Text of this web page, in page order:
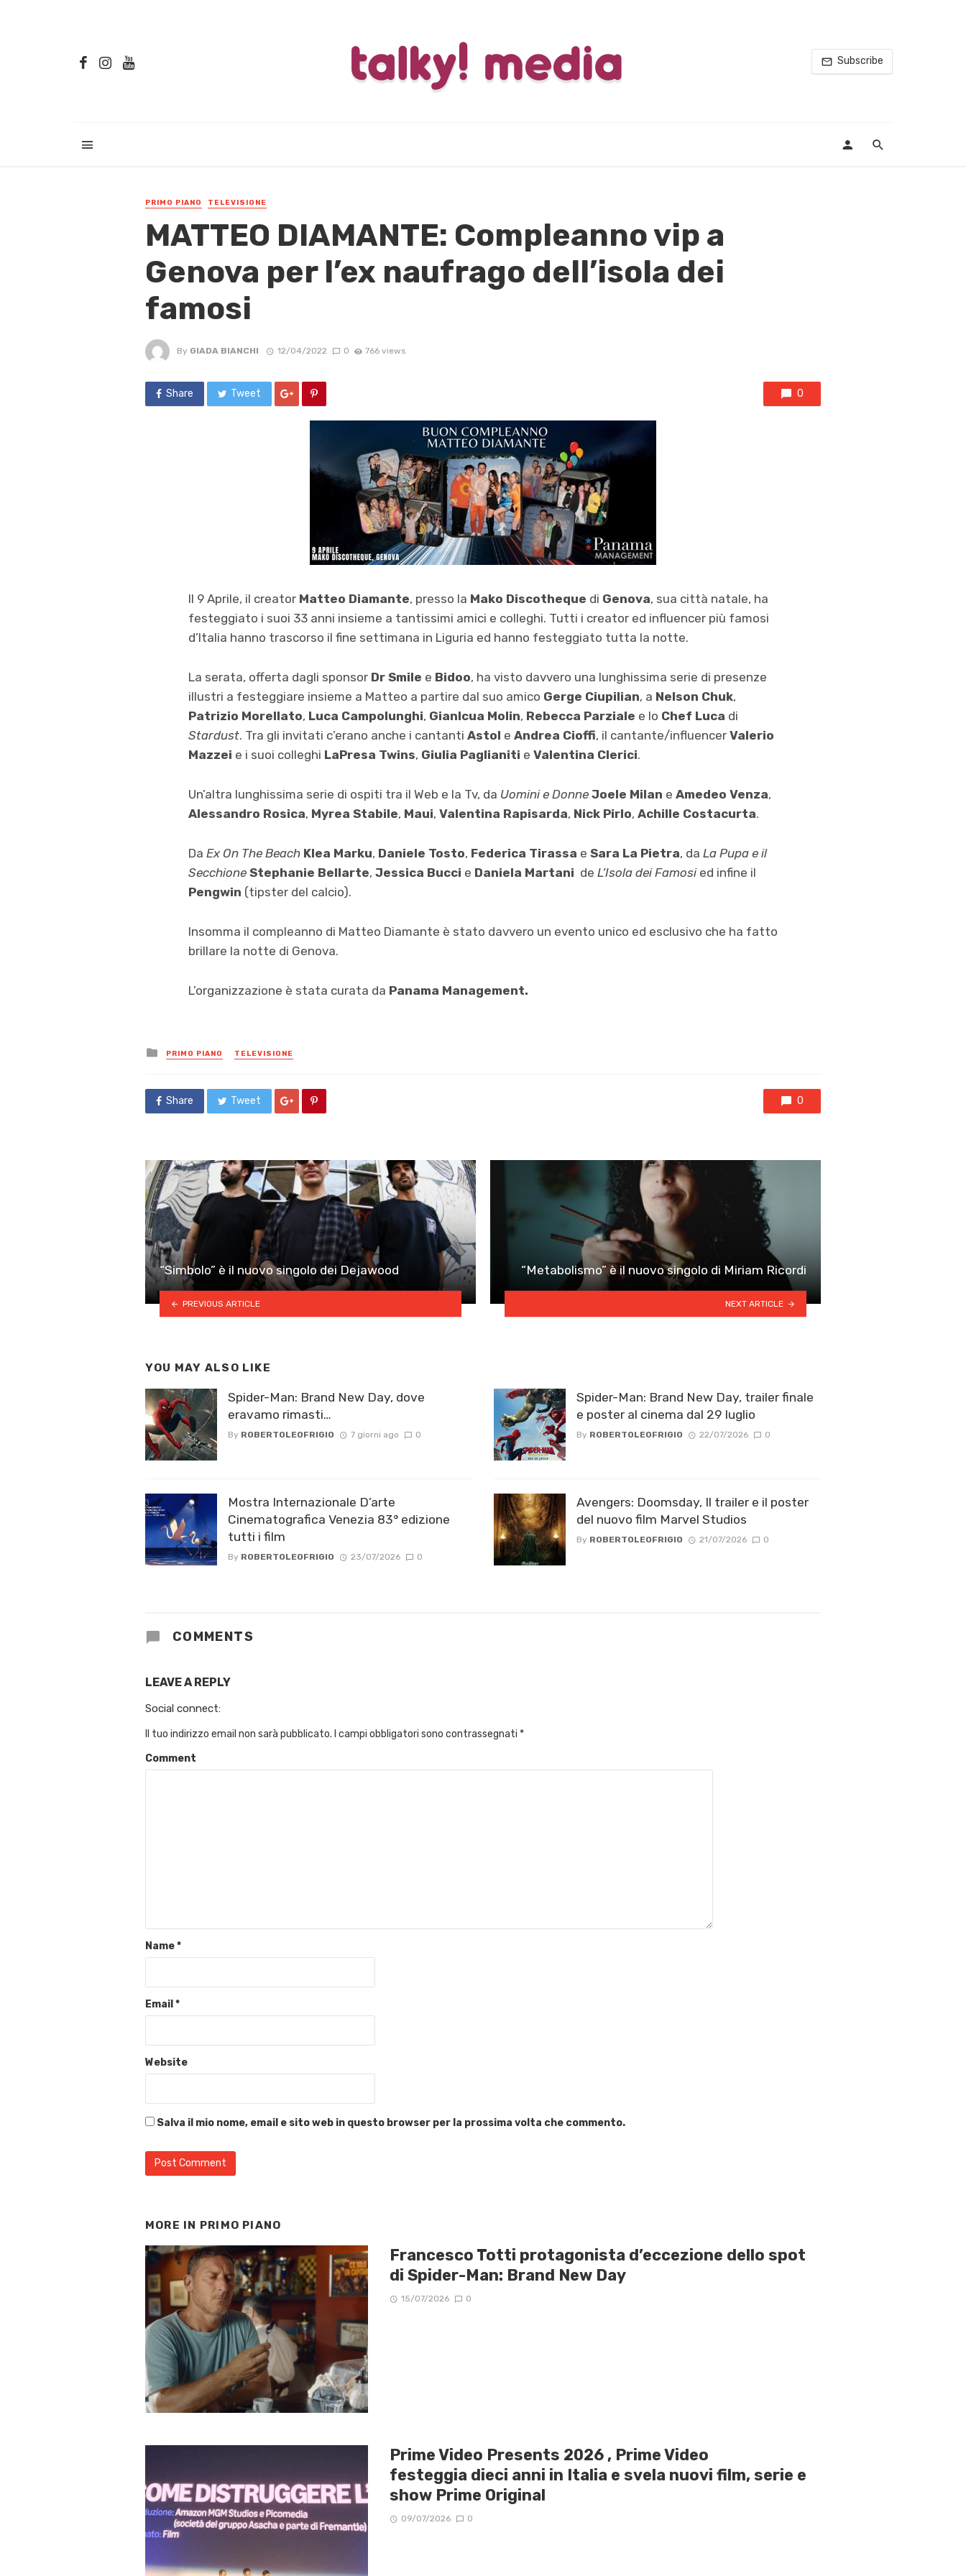
Subscribe
PRIMO PIANO TELEVISIONE
MATTEO DIAMANTE: Compleanno vip a
Genova per l’ex naufrago dell’isola dei
famosi
By GIADA BIANCHI 12/04/2022 0 766 views
Share Tweet 0
Il 9 Aprile, il creator Matteo Diamante, presso la Mako Discotheque di Genova, sua città natale, ha
festeggiato i suoi 33 anni insieme a tantissimi amici e colleghi. Tutti i creator ed influencer più famosi
d’Italia hanno trascorso il fine settimana in Liguria ed hanno festeggiato tutta la notte.
La serata, offerta dagli sponsor Dr Smile e Bidoo, ha visto davvero una lunghissima serie di presenze
illustri a festeggiare insieme a Matteo a partire dal suo amico Gerge Ciupilian, a Nelson Chuk,
Patrizio Morellato, Luca Campolunghi, Gianlcua Molin, Rebecca Parziale e lo Chef Luca di
Stardust. Tra gli invitati c’erano anche i cantanti Astol e Andrea Cioffi, il cantante/influencer Valerio
Mazzei e i suoi colleghi LaPresa Twins, Giulia Paglianiti e Valentina Clerici.
Un’altra lunghissima serie di ospiti tra il Web e la Tv, da Uomini e Donne Joele Milan e Amedeo Venza,
Alessandro Rosica, Myrea Stabile, Maui, Valentina Rapisarda, Nick Pirlo, Achille Costacurta.
Da Ex On The Beach Klea Marku, Daniele Tosto, Federica Tirassa e Sara La Pietra, da La Pupa e il
Secchione Stephanie Bellarte, Jessica Bucci e Daniela Martani de L’Isola dei Famosied infine il
Pengwin (tipster del calcio).
Insomma il compleanno di Matteo Diamante è stato davvero un evento unico ed esclusivo che ha fatto
brillare la notte di Genova.
L’organizzazione è stata curata da Panama Management.
Posted
in
PRIMO PIANO TELEVISIONE
Share Tweet 0
“Simbolo” è il nuovo singolo dei Dejawood
PREVIOUS ARTICLE
“Metabolismo” è il nuovo singolo di Miriam Ricordi
NEXT ARTICLE
YOU MAY ALSO LIKE
Spider-Man: Brand New Day, dove
eravamo rimasti…
By ROBERTOLEOFRIGIO 7 giorni ago 0
Mostra Internazionale D’arte
Cinematografica Venezia 83° edizione
tutti i film
By ROBERTOLEOFRIGIO 23/07/2026 0
Spider-Man: Brand New Day, trailer finale
e poster al cinema dal 29 luglio
By ROBERTOLEOFRIGIO 22/07/2026 0
Avengers: Doomsday, Il trailer e il poster
del nuovo film Marvel Studios
By ROBERTOLEOFRIGIO 21/07/2026 0
COMMENTS
LEAVE A REPLY
Social connect:
Il tuo indirizzo email non sarà pubblicato. I campi obbligatori sono contrassegnati *
Comment
Name*
Email *
Website
Salva il mio nome, email e sito web in questo browser per la prossima volta che commento.
MORE IN PRIMO PIANO
Francesco Totti protagonista d’eccezione dello spot
di Spider-Man: Brand New Day
15/07/2026 0
Prime Video Presents 2026 , Prime Video
festeggia dieci anni in Italia e svela nuovi film, serie e
show Prime Original
09/07/2026 0